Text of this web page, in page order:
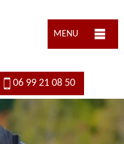
MENU
06 99 21 08 50